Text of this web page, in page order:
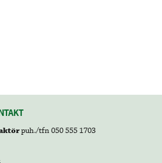
puh./tfn 050 555 1703